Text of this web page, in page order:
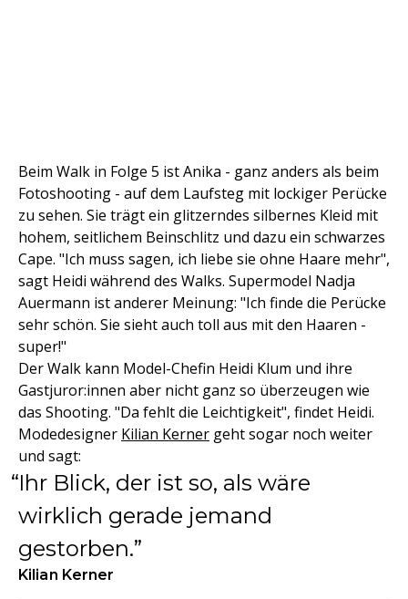
Beim Walk in Folge 5 ist Anika - ganz anders als beim
Fotoshooting - auf dem Laufsteg mit lockiger Perücke
zu sehen. Sie trägt ein glitzerndes silbernes Kleid mit
hohem, seitlichem Beinschlitz und dazu ein schwarzes
Cape. "Ich muss sagen, ich liebe sie ohne Haare mehr",
sagt Heidi während des Walks. Supermodel Nadja
Auermann ist anderer Meinung: "Ich finde die Perücke
sehr schön. Sie sieht auch toll aus mit den Haaren -
super!"
Der Walk kann Model-Chefin Heidi Klum und ihre
Gastjuror:innen aber nicht ganz so überzeugen wie
das Shooting. "Da fehlt die Leichtigkeit", findet Heidi.
Modedesigner Kilian Kerner geht sogar noch weiter
und sagt:
Ihr Blick, der ist so, als wäre
wirklich gerade jemand
gestorben.
Kilian Kerner